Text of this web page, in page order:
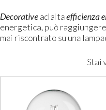
Decorativead altaefficienza
energetica, può
mai riscontrato su una
Stai